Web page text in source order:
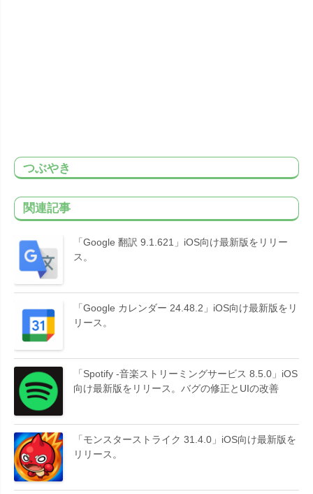
つぶやき
関連記事
「Google 翻訳 9.1.621」iOS向け最新版をリリー
ス。
「Google カレンダー 24.48.2」iOS向け最新版をリ
リース。
「Spotify -音楽ストリーミングサービス 8.5.0」iOS
向け最新版をリリース。バグの修正とUIの改善
「モンスターストライク 31.4.0」iOS向け最新版を
リリース。